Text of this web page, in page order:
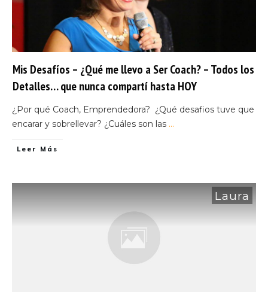
Mis Desafíos – ¿Qué me llevo a Ser Coach? – Todos los
Detalles… que nunca compartí hasta HOY
¿Por qué Coach, Emprendedora? ¿Qué desafios tuve que
encarar y sobrellevar? ¿Cuáles son las ...
Leer Más
Laura